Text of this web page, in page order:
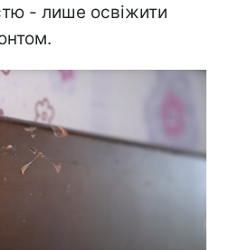
- лише освіжити